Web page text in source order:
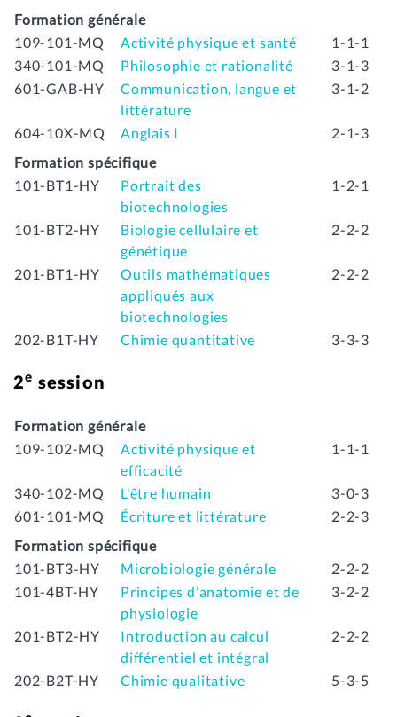
Formation générale
109-101-MQ
Activité physique et santé
1-1-1
340-101-MQ
Philosophie et rationalité
3-1-3
601-GAB-HY
Communication, langue et
littérature
3-1-2
604-10X-MQ Anglais I
2-1-3
Formation spécifique
101-BT1-HY
Portrait des
biotechnologies
1-2-1
101-BT2-HY
Biologie cellulaire et
génétique
2-2-2
201-BT1-HY
Outils mathématiques
appliqués aux
biotechnologies
2-2-2
202-B1T-HY Chimie quantitative 3-3-3
2e session
Formation générale
109-102-MQ
Activité physique et
efficacité
1-1-1
340-102-MQ L'être humain
3-0-3
601-101-MQ
Écriture et littérature
2-2-3
Formation spécifique
101-BT3-HY
Microbiologie générale
2-2-2
101-4BT-HY
Principes d'anatomie et de
physiologie
3-2-2
201-BT2-HY
Introduction au calcul
différentiel et intégral
2-2-2
202-B2T-HY Chimie qualitative 5-3-5